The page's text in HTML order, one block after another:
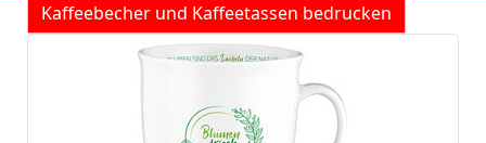
Kaffeebecher und Kaffeetassen bedrucken